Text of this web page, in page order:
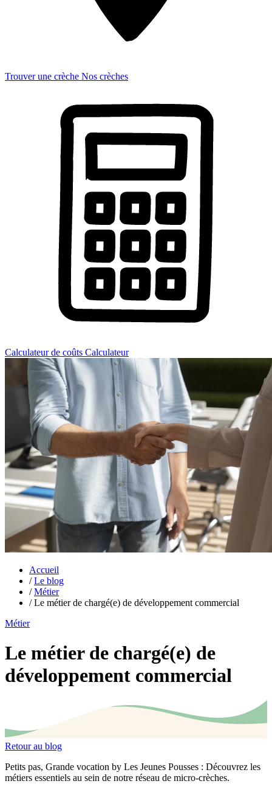
Trouver une crèche Nos crèches
Calculateur de coûts Calculateur
Accueil
/ Le blog
/ Métier
/ Le métier de chargé(e) de développement commercial
Métier
Le métier de chargé(e) de
développement commercial
Retour au blog
Petits pas, Grande vocation by Les Jeunes Pousses : Découvrez les
métiers essentiels au sein de notre réseau de micro-crèches.